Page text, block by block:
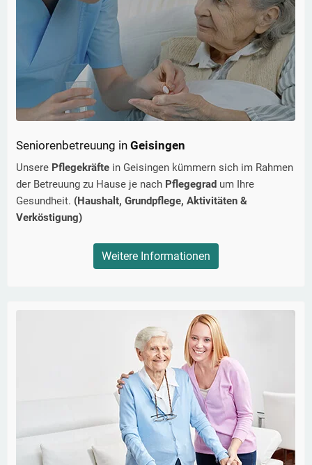
Seniorenbetreuung in Geisingen
Unsere Pflegekräfte in Geisingen kümmern sich im Rahmen
der Betreuung zu Hause je nach Pflegegrad um Ihre
Gesundheit. (Haushalt, Grundpflege, Aktivitäten &
Verköstigung)
Weitere Informationen